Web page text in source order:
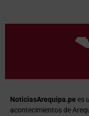
NoticiasArequipa.pe es
acontecimientos de